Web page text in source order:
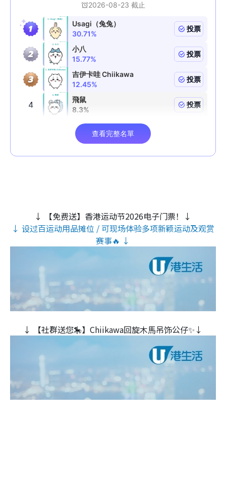
↓ 【免费送】香港运动节2026电子门票！↓
↓ 设过百运动用品摊位 / 可现场体验多项新颖运动及观赏
赛事🔥 ↓
↓ 【社群送您🎠】Chiikawa回旋木⾺吊饰公仔✨↓